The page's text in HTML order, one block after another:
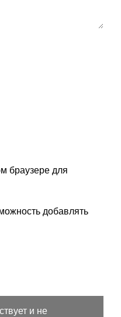
браузере для
добавлять
и не